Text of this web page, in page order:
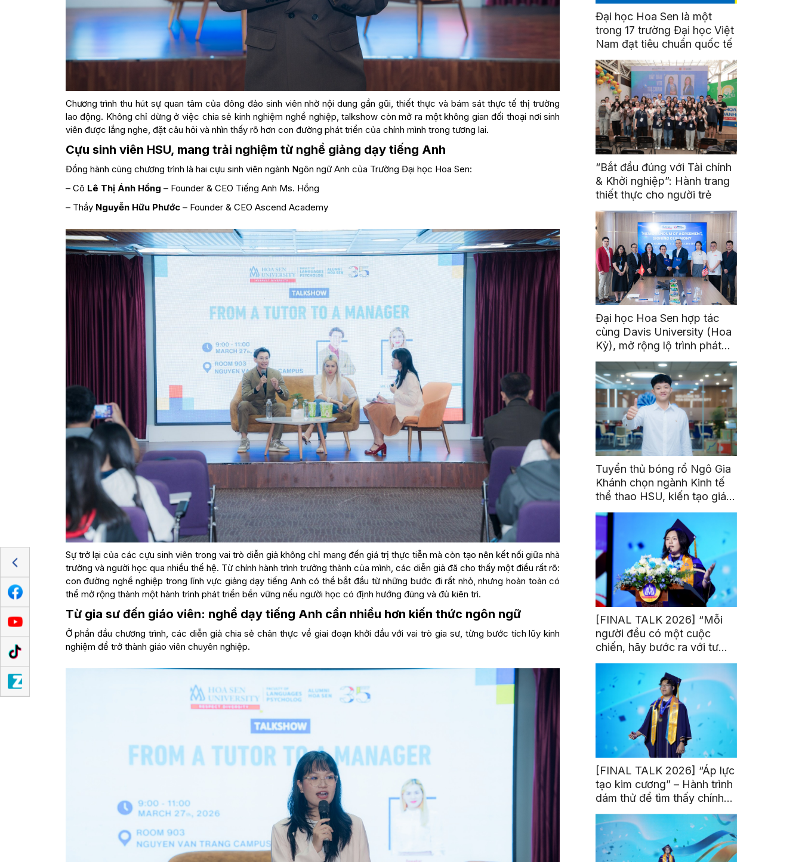
Chương trình thu hút sự quan tâm của đông đảo sinh viên nhờ nội dung gần gũi, thiết thực và bám sát thực tế thị trường
lao động. Không chỉ dừng ở việc chia sẻ kinh nghiệm nghề nghiệp, talkshow còn mở ra một không gian đối thoại nơi sinh
viên được lắng nghe, đặt câu hỏi và nhìn thấy rõ hơn con đường phát triển của chính mình trong tương lai.
Cựu sinh viên HSU, mang trải nghiệm từ nghề giảng dạy tiếng Anh
Đồng hành cùng chương trình là hai cựu sinh viên ngành Ngôn ngữ Anh của Trường Đại học Hoa Sen:
– Cô Lê Thị Ánh Hồng – Founder & CEO Tiếng Anh Ms. Hồng
– Thầy Nguyễn Hữu Phước– Founder & CEO Ascend Academy
Sự trở lại của các cựu sinh viên trong vai trò diễn giả không chỉ mang đến giá trị thực tiễn mà còn tạo nên kết nối giữa nhà
trường và người học qua nhiều thế hệ. Từ chính hành trình trưởng thành của mình, các diễn giả đã cho thấy một điều rất rõ:
con đường nghề nghiệp trong lĩnh vực giảng dạy tiếng Anh có thể bắt đầu từ những bước đi rất nhỏ, nhưng hoàn toàn có
thể mở rộng thành một hành trình phát triển bền vững nếu người học có định hướng đúng và đủ kiên trì.
Từ gia sư đến giáo viên: nghề dạy tiếng Anh cần nhiều hơn kiến thức ngôn ngữ
Ở phần đầu chương trình, các diễn giả chia sẻ chân thực về giai đoạn khởi đầu với vai trò gia sư, từng bước tích lũy kinh
nghiệm để trở thành giáo viên chuyên nghiệp.
Đại học Hoa Sen là một
trong 17 trường Đại học Việt
Nam đạt tiêu chuẩn quốc tế
“Bắt đầu đúng với Tài chính
& Khởi nghiệp”: Hành trang
thiết thực cho người trẻ
Đại học Hoa Sen hợp tác
cùng Davis University (Hoa
Kỳ), mở rộng lộ trình phát
triển toàn cầu cho sinh viên
Tuyển thủ bóng rổ Ngô Gia
Khánh chọn ngành Kinh tế
thể thao HSU, kiến tạo giá
trị từ đam mê thể thao
[FINAL TALK 2026] “Mỗi
người đều có một cuộc
chiến, hãy bước ra với tư
thế của người chiến thắng”
[FINAL TALK 2026] “Áp lực
tạo kim cương” – Hành trình
dám thử để tìm thấy chính
mình